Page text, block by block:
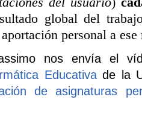
global del
personal a ese
nos envía el
Educativade la
de asignaturas